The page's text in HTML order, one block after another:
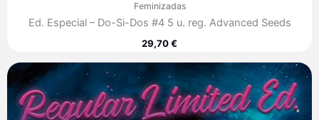
Feminizadas
Ed. Especial – Do-Si-Dos #4 5 u. reg. Advanced Seeds
29,70€